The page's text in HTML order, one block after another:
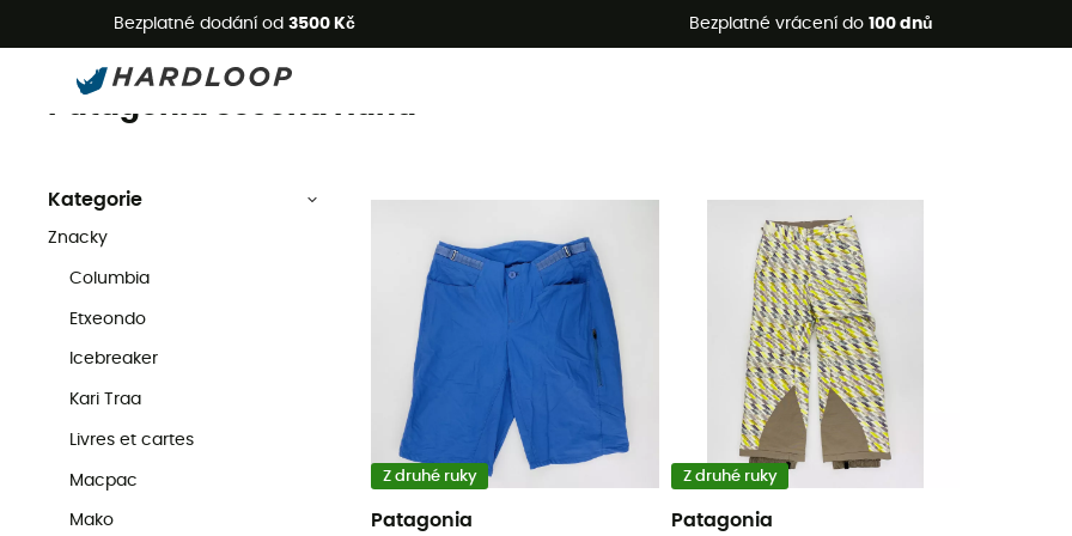
Bezplatné dodání od 3500 Kč Bezplatné vrácení do 100 dnů
Letní akce 🔥 -5 % EXTRA při nákupu 2 produktů* s kódem
Pre-owned Znacky Patagonia
Patagonia Second Hand
Kategorie
Znacky
Columbia
Etxeondo
Icebreaker
Kari Traa
Livres et cartes
Macpac
Mako
Z druhé ruky
Patagonia
Z druhé ruky
Patagonia